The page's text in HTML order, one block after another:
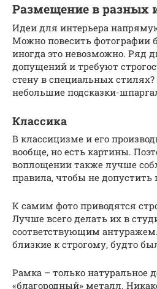
Размещение в разных
Идеи для интерьера
Можно повесить фотографии
иногда это невозможно. Ряд
допущений и требуют
стену в специальных
небольшие подсказки-
Классика
В классицизме и его
вообще, но есть картины.
воплощении также лучше
правила, чтобы не
К самим фото приводятся
Лучше всего делать их в
соответствующим
близкие к строгому, будто
Рамка – только натуральное
«благородный» металл.